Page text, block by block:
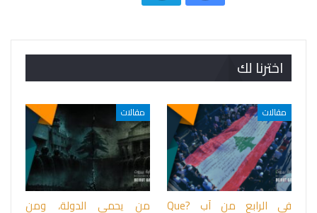
اخترنا لك
مقالات
في الرابع من آب ?Que
مقالات
من يحمي الدولة، ومن